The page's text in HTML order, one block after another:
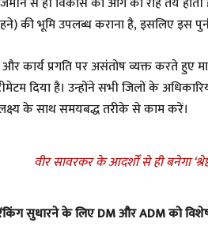
की भूमि उपलब्ध कराना है, इसलिए इस
कार्य प्रगति पर असंतोष व्यक्त करते हुए
दिया है। उन्होंने सभी जिलों के
के साथ समयबद्ध तरीके से काम करें।
वीर सावरकर के आदर्शों से ही बनेगा
सुधारने के लिए DM और ADM को